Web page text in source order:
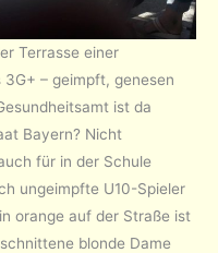
Terrasse einer
– geimpft, genesen
ist da
Bayern? Nicht
für in der Schule
ungeimpfte U10-Spieler
orange auf der Straße ist
blonde Dame